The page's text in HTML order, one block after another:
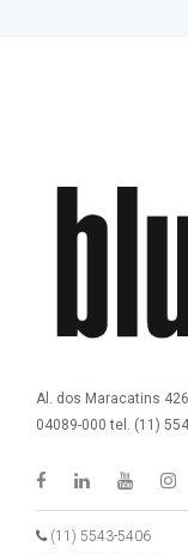
Al. dos Maracatins
04089-000 tel. (11)
(11) 5543-5406